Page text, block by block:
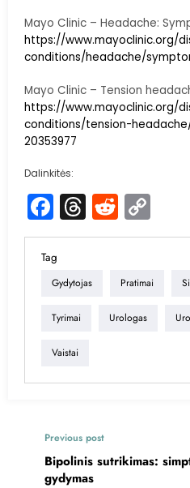
Mayo Clinic – Headache:
https://www.mayoclinic.org/
conditions/headache/
Mayo Clinic – Tension
https://www.mayoclinic.org/
conditions/tension-
20353977
Dalinkitės:
Facebook
Threads
Reddit
Tag
Gydytojas Pratimai
Tyrimai Urologas
Vaistai
Previous post
Bipolinis sutrikimas:
gydymas